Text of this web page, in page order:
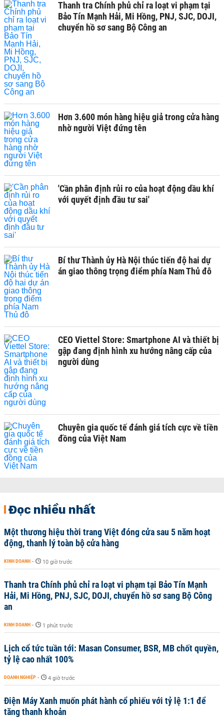
Thanh tra Chính phủ chỉ ra loạt vi phạm tại
Bảo Tín Mạnh Hải, Mi Hồng, PNJ, SJC, DOJI,
chuyển hồ sơ sang Bộ Công an
Hơn 3.600 món hàng hiệu giả trong cửa hàng
nhờ người Việt đứng tên
'Cần phân định rủi ro của hoạt động dầu khí
với quyết định đầu tư sai'
Bí thư Thành ủy Hà Nội thúc tiến độ hai dự
án giao thông trọng điểm phía Nam Thủ đô
CEO Viettel Store: Smartphone AI và thiết bị
gập đang định hình xu hướng nâng cấp của
người dùng
Chuyên gia quốc tế đánh giá tích cực về tiền
đồng của Việt Nam
Đọc nhiều nhất
Một thương hiệu thời trang Việt đóng cửa sau 5 năm hoạt
động, thanh lý toàn bộ cửa hàng
KINH DOANH - 10 giờ trước
Thanh tra Chính phủ chỉ ra loạt vi phạm tại Bảo Tín Mạnh
Hải, Mi Hồng, PNJ, SJC, DOJI, chuyển hồ sơ sang Bộ Công
an
KINH DOANH - 1 phút trước
Lịch cổ tức tuần tới: Masan Consumer, BSR, MB chốt quyền,
tỷ lệ cao nhất 100%
DOANH NGHIỆP - 4 giờ trước
Điện Máy Xanh muốn phát hành cổ phiếu với tỷ lệ 1:1 để
tăng thanh khoản